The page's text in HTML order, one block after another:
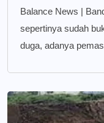
Balance News |
sepertinya sudah
duga, adanya